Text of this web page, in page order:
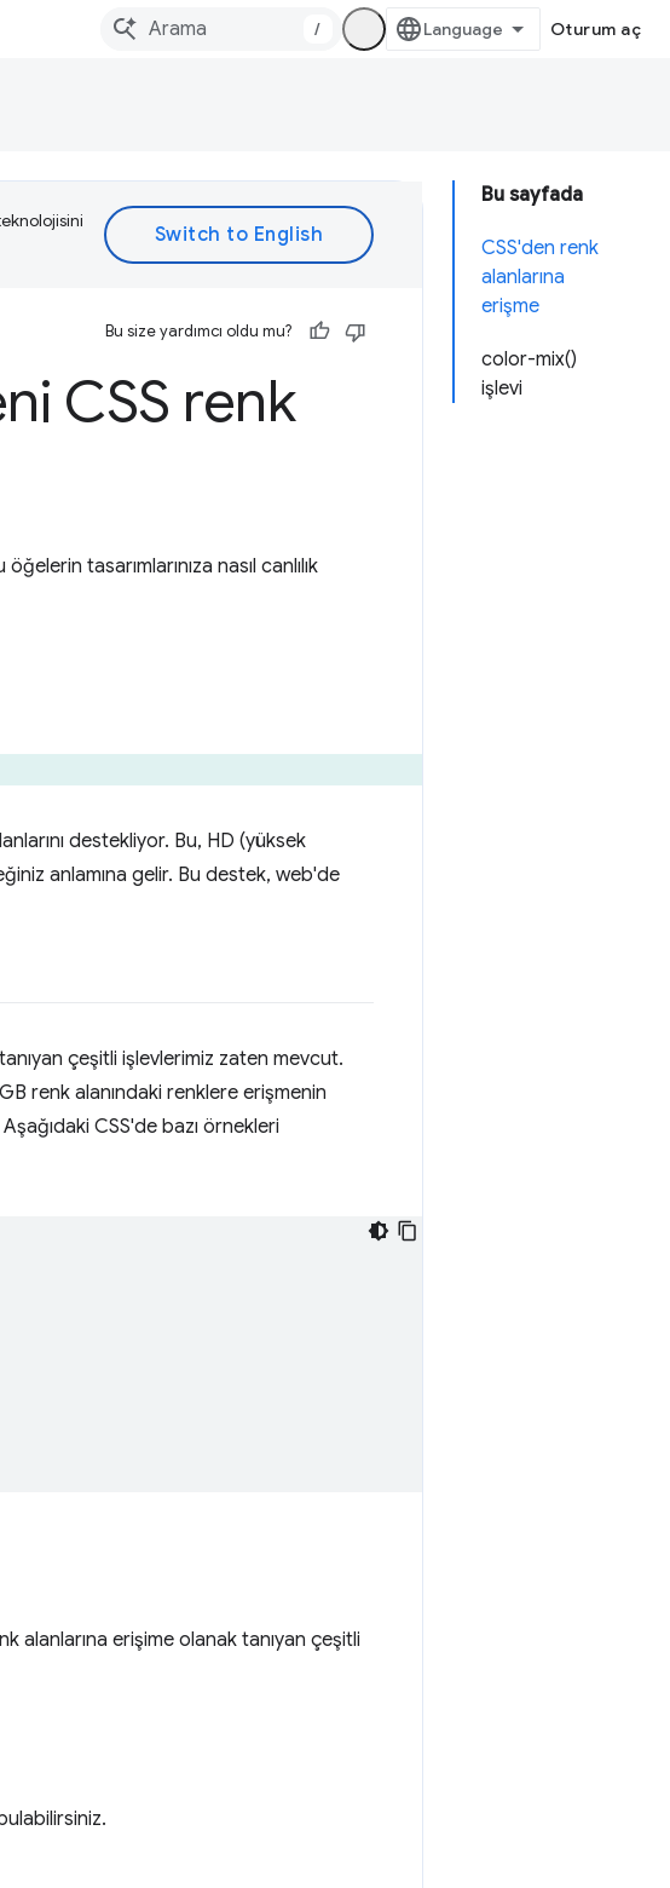
/ Oturum aç
Bu sayfada
CSS'den renk
alanlarına
erişme
color-mix()
işlevi
Bu size yardımcı oldu mu?
CSS renk
tasarımlarınıza nasıl canlılık
destekliyor. Bu, HD (yüksek
anlamına gelir. Bu destek, web'de
çeşitli işlevlerimiz zaten mevcut.
renk alanındaki renklere erişmenin
CSS'de bazı örnekleri
alanlarına erişime olanak tanıyan çeşitli